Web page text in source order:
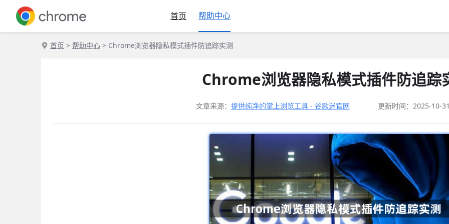
首页 帮助中心
首页 > 帮助中心 > Chrome浏览器隐私模式插件防追踪实测
Chrome浏览器隐私模式插件防追踪
文章来源： 提供纯净的掌上浏览工具 - 谷歌迷官网 更新时间：2025-10-